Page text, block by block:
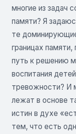
многие из задач
памяти? Я
те
границах
путь к решению
воспитания
тревожности? И
лежат в основе
истин в духе
тем, что есть